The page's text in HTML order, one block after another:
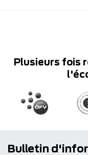
Plusieurs fois
Bulletin